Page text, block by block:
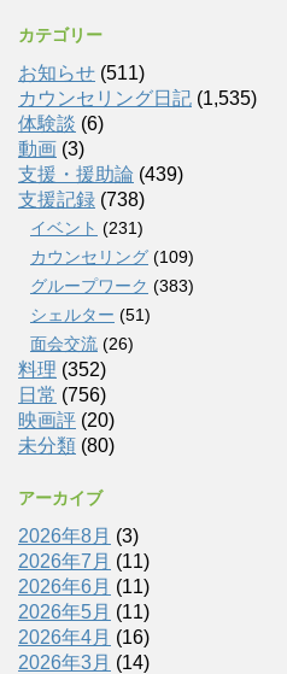
カテゴリー
お知らせ (511)
カウンセリング日記 (1,535)
体験談 (6)
動画 (3)
支援・援助論 (439)
支援記録 (738)
イベント (231)
カウンセリング (109)
グループワーク (383)
シェルター (51)
面会交流 (26)
料理 (352)
日常 (756)
映画評 (20)
未分類 (80)
アーカイブ
2026年8月 (3)
2026年7月 (11)
2026年6月 (11)
2026年5月 (11)
2026年4月 (16)
2026年3月 (14)